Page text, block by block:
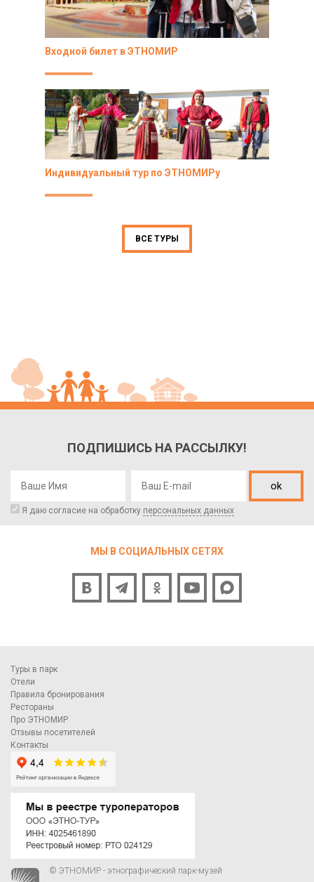
Входной билет в ЭТНОМИР
Индивидуальный тур по ЭТНОМИРу
ВСЕ ТУРЫ
ПОДПИШИСЬ НА РАССЫЛКУ!
ok
Я даю согласие на обработку персональных данных
МЫ В СОЦИАЛЬНЫХ СЕТЯХ
Туры в парк
Отели
Правила бронирования
Рестораны
Про ЭТНОМИР
Отзывы посетителей
Контакты
© ЭТНОМИР - этнографический парк-музей